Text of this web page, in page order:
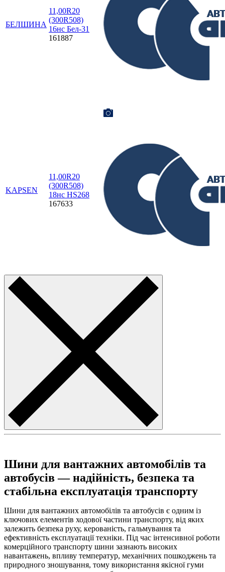
БЕЛШИНА
11,00R20
(300R508)
16нс Бел-31
161887
KAPSEN
11,00R20
(300R508)
18нс HS268
167633
Шини для вантажних автомобілів та
автобусів — надійність, безпека та
стабільна експлуатація транспорту
Шини для вантажних автомобілів та автобусів є одним із
ключових елементів ходової частини транспорту, від яких
залежить безпека руху, керованість, гальмування та
ефективність експлуатації техніки. Під час інтенсивної роботи
комерційного транспорту шини зазнають високих
навантажень, впливу температур, механічних пошкоджень та
природного зношування, тому використання якісної гуми